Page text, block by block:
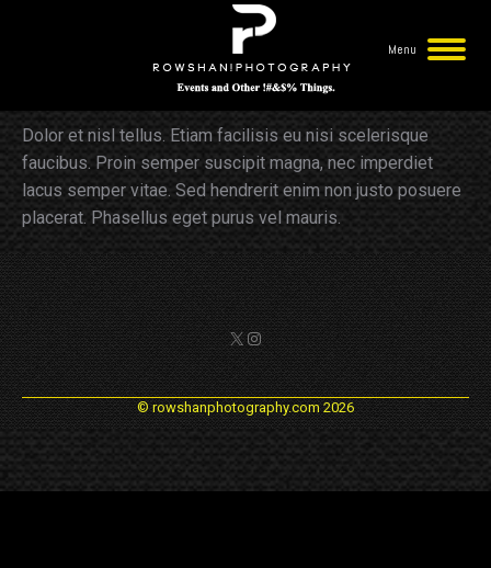
Menu
Dolor et nisl tellus. Etiam facilisis eu nisi scelerisque
faucibus. Proin semper suscipit magna, nec imperdiet
lacus semper vitae. Sed hendrerit enim non justo posuere
placerat. Phasellus eget purus vel mauris.
X Instagram
© rowshanphotography.com 2026